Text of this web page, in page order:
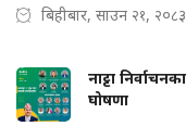
बिहीबार, साउन २१, २०८३
नाट्टा
घोषणा